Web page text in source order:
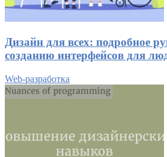
Дизайн для всех: подробное
созданию интерфейсов для
Web-разработка